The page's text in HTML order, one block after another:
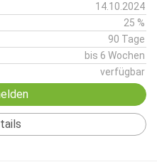
14.10.2024
25 %
90 Tage
bis 6 Wochen
verfügbar